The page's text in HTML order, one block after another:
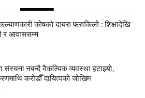
कोषको दायरा फराकिलो : शिक्षादेखि
र आवाससम्म
संरचना नबन्दै वैकल्पिक व्यवस्था हटाइयो,
करोडौँ दायित्वको जोखिम